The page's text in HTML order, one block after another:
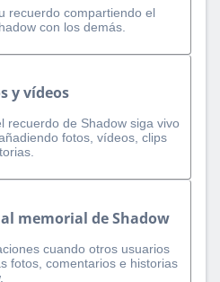
recuerdo compartiendo el
con los demás.
y vídeos
recuerdo de Shadow siga vivo
fotos, vídeos, clips
memorial de Shadow
cuando otros usuarios
fotos, comentarios e historias